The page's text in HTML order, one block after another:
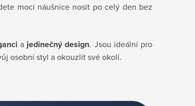
moci náušnice nosit po celý den bez
a jedinečný design. Jsou ideální pro
osobní styl a okouzlit své okolí.